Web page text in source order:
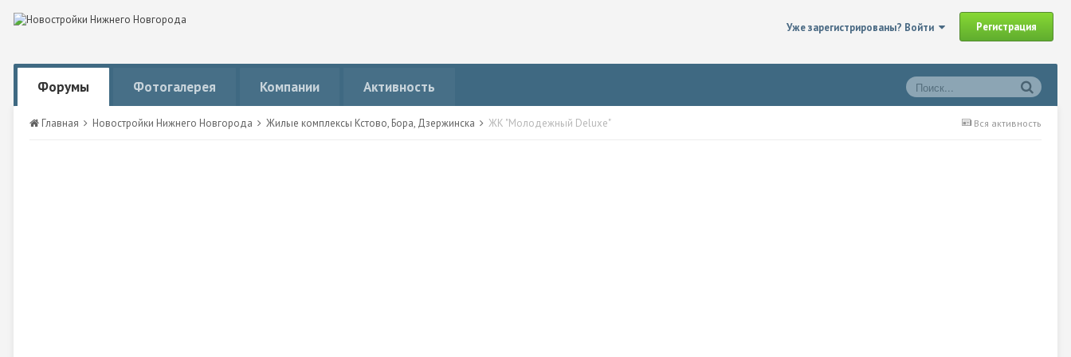
Уже зарегистрированы? Войти Регистрация
Форумы Фотогалерея Компании Активность
Вся активность
Главная Новостройки Нижнего Новгорода Жилые комплексы Кстово, Бора, Дзержинска ЖК "Молодежный Deluxe"